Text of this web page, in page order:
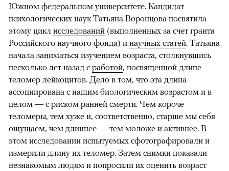
Южном федеральном университете. Кандидат
психологических наук Татьяна Воронцова посвятила
этому цикл исследований (выполненных за счет гранта
Российского научного фонда) и научных статей. Татьяна
начала заниматься изучением возраста, столкнувшись
несколько лет назад с работой, посвященной длине
теломер лейкоцитов. Дело в том, что эта длина
ассоциирована с нашим биологическим возрастом и в
целом — с риском ранней смерти. Чем короче
теломеры, тем хуже и, соответственно, старше мы себя
ощущаем, чем длиннее — тем моложе и активнее. В
этом исследовании испытуемых сфотографировали и
измерили длину их теломер. Затем снимки показали
незнакомым людям и попросили их оценить возраст